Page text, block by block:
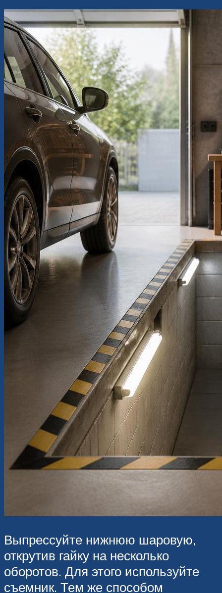
Выпрессуйте нижнюю шаровую,
открутив гайку на несколько
оборотов. Для этого используйте
съемник. Тем же способом